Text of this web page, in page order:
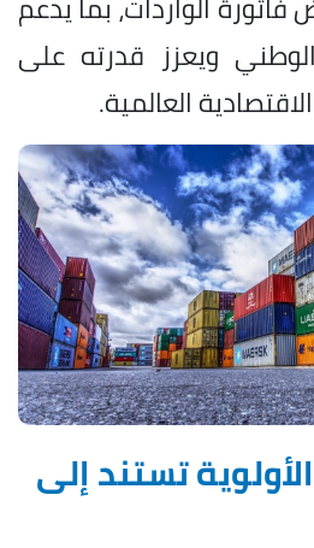
الوطني ويعزز قدرته على
العالمية.
تستند إلى